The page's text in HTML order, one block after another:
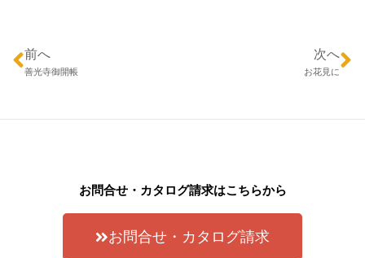
前へ
善光寺御開帳
次へ
お花見に
お問合せ・カタログ請求はこちらから
お問合せ・カタログ請求